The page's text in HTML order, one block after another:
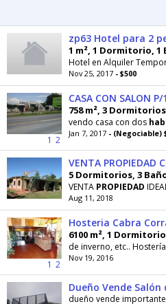
1 m², 1 Dormitorio, 1
Hotel en Alquiler
Nov 25, 2017 - $500
1 2
758 m², 3
vendo casa con dos
Jan 7, 2017 - (Negociable)
5 Dormitorios, 3
VENTA PROPIEDAD IDEAL
Aug 11, 2018
1 2
Hosteria Cabra
6100 m², 1 Dormitorio
de inverno, etc..
Nov 19, 2016
dueño vende importante